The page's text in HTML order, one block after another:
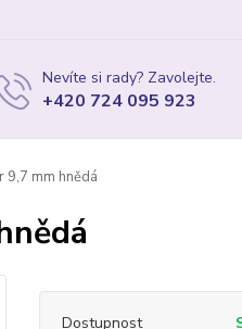
Nevíte si rady? Zavolejte.
+420 724 095 923
9,7 mm hnědá
Dostupnost